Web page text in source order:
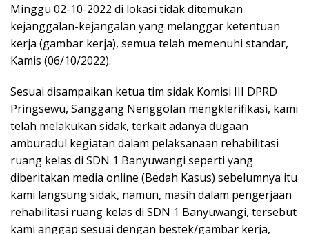
Minggu 02-10-2022 di lokasi tidak ditemukan
kejanggalan-kejangalan yang melanggar ketentuan
kerja (gambar kerja), semua telah memenuhi standar,
Kamis (06/10/2022).
Sesuai disampaikan ketua tim sidak Komisi III DPRD
Pringsewu, Sanggang Nenggolan mengklerifikasi, kami
telah melakukan sidak, terkait adanya dugaan
amburadul kegiatan dalam pelaksanaan rehabilitasi
ruang kelas di SDN 1 Banyuwangi seperti yang
diberitakan media online (Bedah Kasus) sebelumnya itu
kami langsung sidak, namun, masih dalam pengerjaan
rehabilitasi ruang kelas di SDN 1 Banyuwangi, tersebut
kami anggap sesuai dengan bestek/gambar kerja,